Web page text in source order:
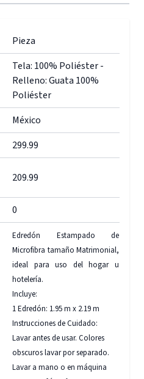
Pieza
Tela: 100% Poliéster -
Relleno: Guata 100%
Poliéster
México
299.99
209.99
0
Edredón Estampado de
Microfibra tamaño Matrimonial,
ideal para uso del hogar u
hotelería.
Incluye:
1 Edredón: 1.95 m x 2.19 m
Instrucciones de Cuidado:
Lavar antes de usar. Colores
obscuros lavar por separado.
Lavar a mano o en máquina